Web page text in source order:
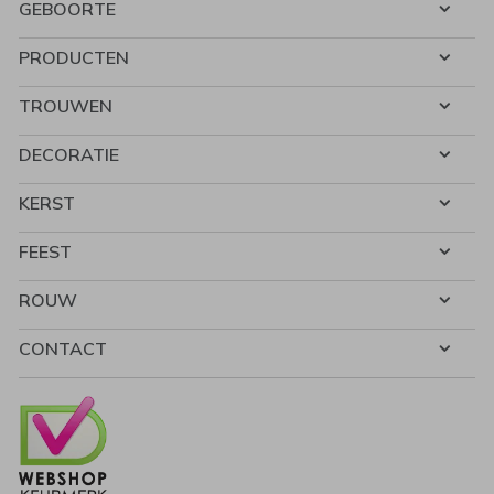
GEBOORTE
PRODUCTEN
TROUWEN
DECORATIE
KERST
FEEST
ROUW
CONTACT